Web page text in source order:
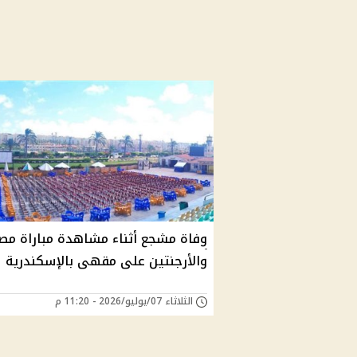
وفاة مشجع أثناء مشاهدة مباراة
والأرجنتين على مقهى بالإسكندرية
الثلاثاء 07/يوليو/2026 - 11:20 م